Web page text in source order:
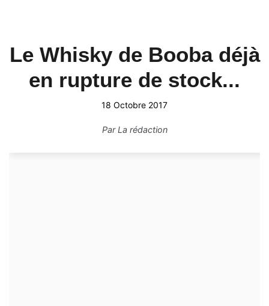
Le Whisky de Booba déjà
en rupture de stock...
18 Octobre 2017
ParLa rédaction